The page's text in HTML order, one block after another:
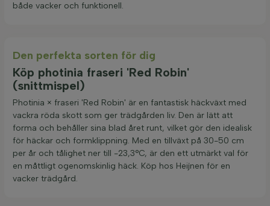
både vacker och funktionell.
Den perfekta sorten för dig
Köp photinia fraseri 'Red Robin'
(snittmispel)
Photinia × fraseri 'Red Robin' är en fantastisk häckväxt med
vackra röda skott som ger trädgården liv. Den är lätt att
forma och behåller sina blad året runt, vilket gör den idealisk
för häckar och formklippning. Med en tillväxt på 30-50 cm
per år och tålighet ner till -23,3°C, är den ett utmärkt val för
en måttligt ogenomskinlig häck. Köp hos Heijnen för en
vacker trädgård.